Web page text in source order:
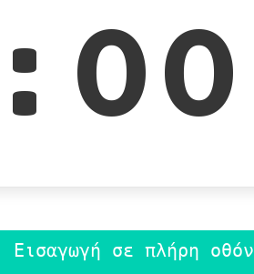
Εισαγωγή σε πλήρη